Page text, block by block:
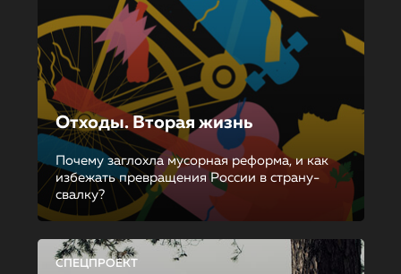
Отходы. Вторая жизнь
Почему заглохла мусорная реформа, и как
избежать превращения России в страну-
свалку?
СПЕЦПРОЕКТ